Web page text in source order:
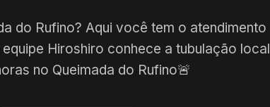
do Rufino? Aqui você tem o atendimento
Hiroshiro conhece a tubulação local
no Queimada do Rufino🚨